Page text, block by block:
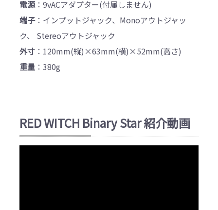
電源：9vACアダプター(付属しません)
端子：インプットジャック、Monoアウトジャッ
ク、 Stereoアウトジャック
外寸 ：120mm(縦)×63mm(横)×52mm(高さ)
重量 ：380g
RED WITCH Binary Star 紹介動画